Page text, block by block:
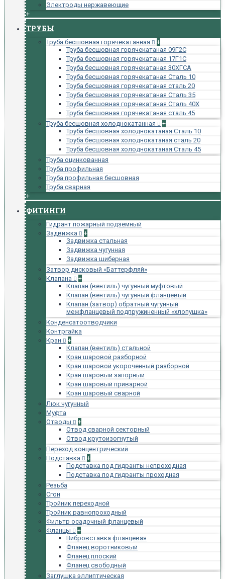
Электроды нержавеющие
+
ТРУБЫ
Труба бесшовная горячекатанная
+
Труба бесшовная горячекатаная 09Г2С
Труба бесшовная горячекатаная 17Г1С
Труба бесшовная горячекатаная 30ХГСА
Труба бесшовная горячекатаная Сталь 10
Труба бесшовная горячекатаная сталь 20
Труба бесшовная горячекатаная Сталь 35
Труба бесшовная горячекатаная Сталь 40Х
Труба бесшовная горячекатаная сталь 45
Труба бесшовная холоднокатанная
+
Труба бесшовная холоднокатаная Сталь 10
Труба бесшовная холоднокатаная сталь 20
Труба бесшовная холоднокатаная Сталь 45
Труба оцинкованная
Труба профильная
Труба профильная бесшовная
Труба сварная
+
ФИТИНГИ
Гидрант пожарный подземный
Задвижка
+
Задвижка стальная
Задвижка чугунная
Задвижка шиберная
Затвор дисковый «Баттерфляй»
Клапана
+
Клапан (вентиль) чугунный муфтовый
Клапан (вентиль) чугунный фланцевый
Клапан (затвор) обратный чугунный
межфланцевый подпружиненный «хлопушка»
Конденсатоотводчики
Контргайка
Кран
+
Клапан (вентиль) стальной
Кран шаровой разборной
Кран шаровой укороченный разборной
Кран шаровый запорный
Кран шаровый приварной
Кран шаровый сварной
Люк чугунный
Муфта
Отводы
+
Отвод сварной секторный
Отвод крутоизогнутый
Переход концентрический
Подставка
+
Подставка под гидранты непроходная
Подставка под гидранты проходная
Резьба
Сгон
Тройник переходной
Тройник равнопроходный
Фильтр осадочный фланцевый
Фланцы
+
Вибровставка фланцевая
Фланец воротниковый
Фланец плоский
Фланец свободный
Заглушка эллиптическая